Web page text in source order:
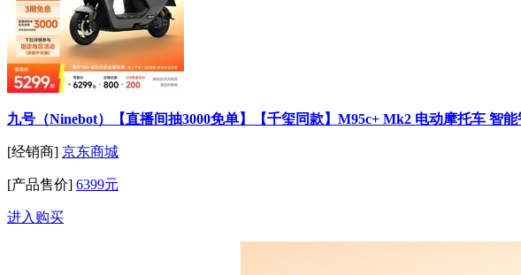
九号（Ninebot）【直播间抽3000免单】【千玺同款】M95c+ Mk2 电动摩托车 智
[经销商] 京东商城
[产品售价] 6399元
进入购买